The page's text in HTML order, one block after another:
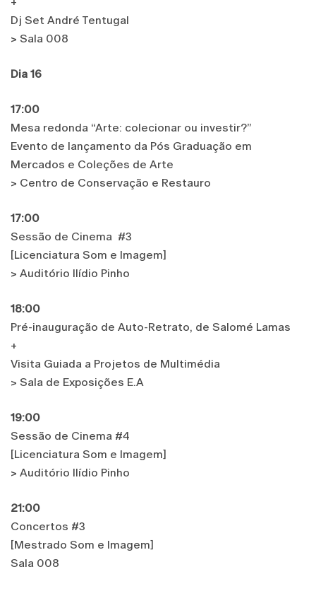
Dj Set André Tentugal
> Sala 008
Dia 16
17:00
Mesa redonda “Arte: colecionar ou investir?”
Evento de lançamento da Pós Graduação em
Mercados e Coleções de Arte
> Centro de Conservação e Restauro
17:00
Sessão de Cinema #3
[Licenciatura Som e Imagem]
> Auditório Ilídio Pinho
18:00
Pré-inauguração de Auto-Retrato, de Salomé Lamas
+
Visita Guiada a Projetos de Multimédia
> Sala de Exposições E.A
19:00
Sessão de Cinema #4
[Licenciatura Som e Imagem]
> Auditório Ilídio Pinho
21:00
Concertos #3
[Mestrado Som e Imagem]
Sala 008